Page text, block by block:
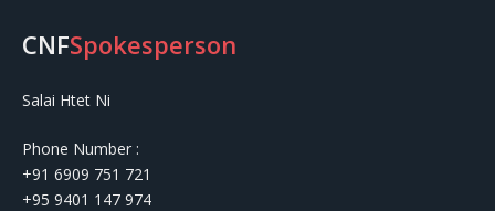
CNFSpokesperson
Salai Htet Ni
Phone Number :
+91 6909 751 721
+95 9401 147 974